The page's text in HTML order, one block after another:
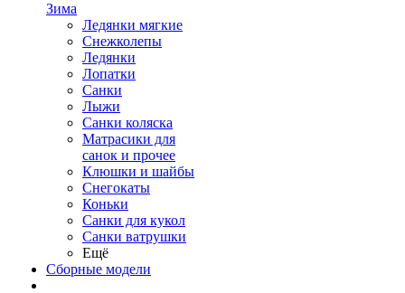
Зима
Ледянки мягкие
Снежколепы
Ледянки
Лопатки
Санки
Лыжи
Санки коляска
Матрасики для
санок и прочее
Клюшки и шайбы
Снегокаты
Коньки
Санки для кукол
Санки ватрушки
Ещё
Сборные модели